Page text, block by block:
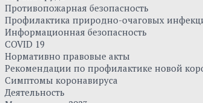
Противопожарная безопасность
Профилактика природно-очаговых
Информационная безопасность
COVID 19
Нормативно правовые акты
Рекомендации по профилактике новой
Симптомы коронавируса
Деятельность